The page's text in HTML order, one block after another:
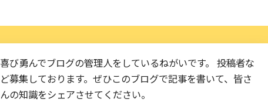
喜び勇んでブログの管理人をしているねがいです。 投稿者な
ど募集しております。ぜひこのブログで記事を書いて、皆さ
んの知識をシェアさせてください。